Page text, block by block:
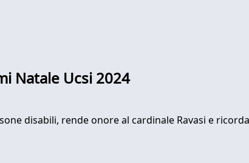
Natale Ucsi 2024
disabili, rende onore al cardinale Ravasi e